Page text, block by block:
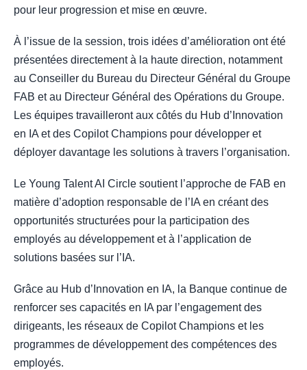
pour leur progression et mise en œuvre.
À l’issue de la session, trois idées d’amélioration ont été
présentées directement à la haute direction, notamment
au Conseiller du Bureau du Directeur Général du Groupe
FAB et au Directeur Général des Opérations du Groupe.
Les équipes travailleront aux côtés du Hub d’Innovation
en IA et des Copilot Champions pour développer et
déployer davantage les solutions à travers l’organisation.
Le Young Talent AI Circle soutient l’approche de FAB en
matière d’adoption responsable de l’IA en créant des
opportunités structurées pour la participation des
employés au développement et à l’application de
solutions basées sur l’IA.
Grâce au Hub d’Innovation en IA, la Banque continue de
renforcer ses capacités en IA par l’engagement des
dirigeants, les réseaux de Copilot Champions et les
programmes de développement des compétences des
employés.